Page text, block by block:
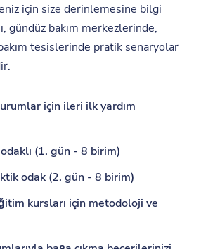
için size derinlemesine bilgi
gündüz bakım merkezlerinde,
tesislerinde pratik senaryolar
için ileri ilk yardım
odaklı (1. gün - 8 birim)
odak (2. gün - 8 birim)
kursları için metodoloji ve